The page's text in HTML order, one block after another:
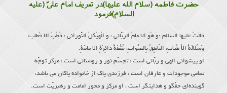
حضرت فاطمه (سلام الله علیها)در تعریف امام علىّ (علیه
السلام)فرمود
قالَتْ علیها السلام :وَ هُوَ الا مامُ الرَبّانى ، وَ الْهَیْكَلُ النُّورانى ، قُطْبُ الا قْطابِ،
وَسُلالَةُ الاْ طْیابِ، النّاطِقُ بِالصَّوابِ، نُقْطَةُ دائِرَةِ الا مامَةِ.
او پیشوائى الهى و ربّانى است ، تجسّم نور و روشنائى است ، مركز توجّه
تمامى موجودات و عارفان است ، فرزندى پاك از خانواده پاكان مى باشد،
گوینده‌اى حقّگو و هدایتگر است ، او مركز و محور امامت و رهبریّت است.